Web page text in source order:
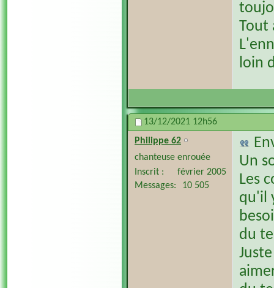
Tout
loin
13/12/2021 12h56
Philippe 62
chanteuse enrouée
Inscrit
février 2005
Messages
10 505
Un
Les
qu'il
du